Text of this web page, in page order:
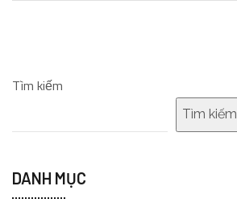
Tìm kiếm
Tìm kiếm
DANH MỤC